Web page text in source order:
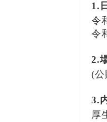
1.
令
令
2.
(
3.
厚